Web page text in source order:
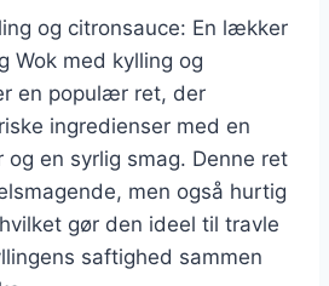
og citronsauce: En lækker
Wok med kylling og
en populær ret, der
ingredienser med en
og en syrlig smag. Denne ret
men også hurtig
gør den ideel til travle
saftighed sammen